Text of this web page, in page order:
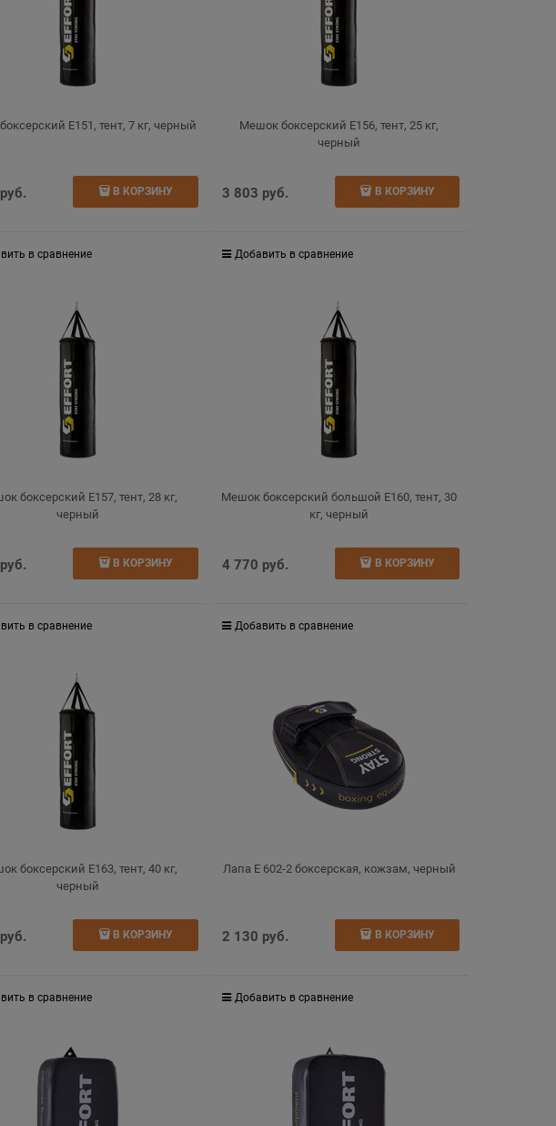
E151, тент, 7 кг, черный
руб. В КОРЗИНУ
в сравнение
Мешок боксерский E156, тент, 25 кг,
черный
3 803 руб. В КОРЗИНУ
Добавить в сравнение
боксерский E157, тент, 28 кг,
черный
руб. В КОРЗИНУ
в сравнение
Мешок боксерский большой E160, тент, 30
кг, черный
4 770 руб. В КОРЗИНУ
Добавить в сравнение
боксерский E163, тент, 40 кг,
черный
руб. В КОРЗИНУ
в сравнение
Лапа E 602-2 боксерская, кожзам, черный
2 130 руб. В КОРЗИНУ
Добавить в сравнение